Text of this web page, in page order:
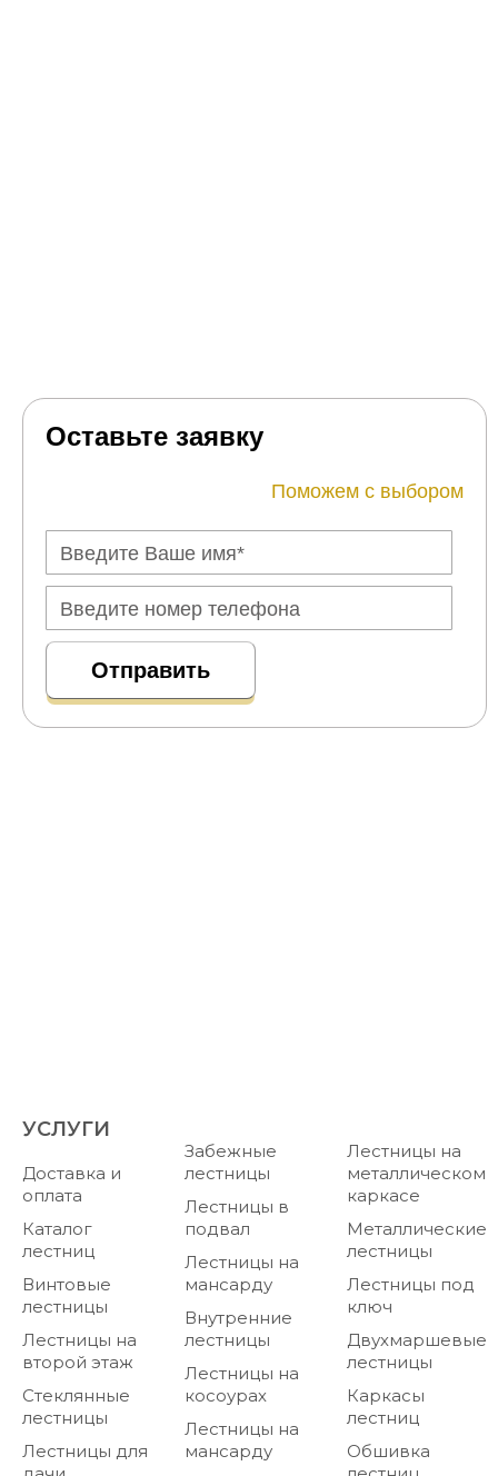
Оставьте заявку
Поможем с выбором
УСЛУГИ
Доставка и
оплата
Каталог
лестниц
Винтовые
лестницы
Лестницы на
второй этаж
Стеклянные
лестницы
Лестницы для
Забежные
лестницы
Лестницы в
подвал
Лестницы на
мансарду
Внутренние
лестницы
Лестницы на
косоурах
Лестницы на
мансарду
Лестницы на
металлическом
каркасе
Металлические
лестницы
Лестницы под
ключ
Двухмаршевые
лестницы
Каркасы
лестниц
Обшивка